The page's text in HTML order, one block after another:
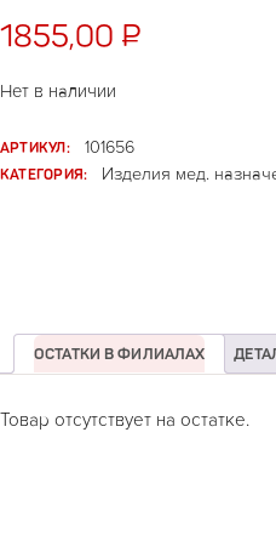
1855,00 ₽
Нет в наличии
АРТИКУЛ:
101656
КАТЕГОРИЯ:
Изделия мед.
ОСТАТКИ В ФИЛИАЛАХ
Товар отсутствует на остатке.